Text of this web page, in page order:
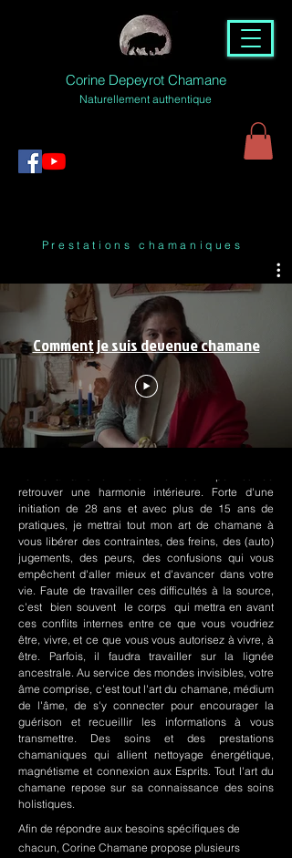
Corine Depeyrot Chamane
Naturellement authentique
Prestations chamaniques
Comment je suis devenue chamane
retrouver une harmonie intérieure. Forte d'une
initiation de 28 ans et avec plus de 15 ans de
pratiques, je mettrai tout mon art de chamane à
vous libérer des contraintes, des freins, des (auto)
jugements, des peurs, des confusions qui vous
empêchent d'aller mieux et d'avancer dans votre
vie. Faute de travailler ces difficultés à la source,
c'est bien souvent le corps qui mettra en avant
ces conflits internes entre ce que vous voudriez
être, vivre, et ce que vous vous autorisez à vivre, à
être. Parfois, il faudra travailler sur la lignée
ancestrale. Au service des mondes invisibles, votre
âme comprise, c'est tout l'art du chamane, médium
de l'âme, de s'y connecter pour encourager la
guérison et recueillir les informations à vous
transmettre. Des soins et des prestations
chamaniques qui allient nettoyage énergétique,
magnétisme et connexion aux Esprits. Tout l'art du
chamane repose sur sa connaissance des soins
holistiques.
Afin de répondre aux besoins spécifiques de
chacun, Corine Chamane propose plusieurs